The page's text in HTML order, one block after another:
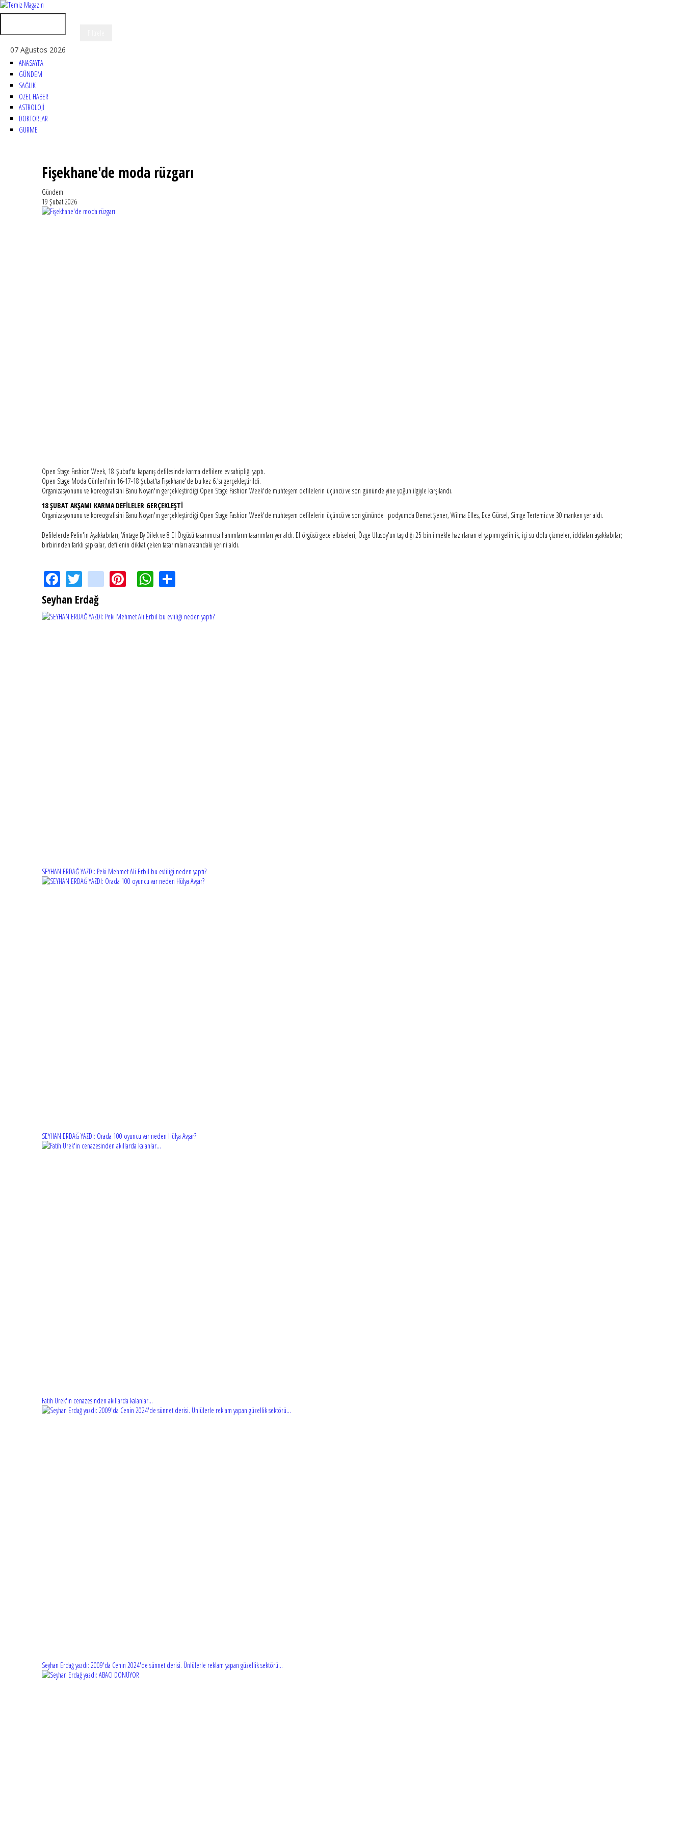
07 Ağustos 2026
ANASAYFA
GÜNDEM
SAĞLIK
ÖZEL HABER
ASTROLOJİ
DOKTORLAR
GURME
Fişekhane'de moda rüzgarı
Gündem
19 Şubat 2026
Open Stage Fashion Week, 18 Şubat'ta kapanış defilesinde karma deflilere ev sahipliği yaptı.
Open Stage Moda Günleri'nin 16-17-18 Şubat'ta Fişekhane'de bu kez 6.'sı gerçekleştirildi.
Organizasyonunu ve koreografisini Banu Noyan'ın gerçekleştirdiği Open Stage Fashion Week'de muhteşem defilelerin üçüncü ve son gününde yine yoğun ilgiyle karşılandı.
18 ŞUBAT AKŞAMI KARMA DEFİLELER GERÇEKLEŞTİ
Organizasyonunu ve koreografisini Banu Noyan'ın gerçekleştirdiği Open Stage Fashion Week'de muhteşem defilelerin üçüncü ve son gününde podyumda Demet Şener, Wilma Elles, Ece Gürsel, Simge Tertemiz ve 30 manken yer aldı.
Defilelerde Pelin'in Ayakkabıları, Vintage By Dilek ve 8 El Örgüsü tasarımcısı hanımların tasarımları yer aldı. El örgüsü gece elbiseleri, Özge Ulusoy'un taşıdığı 25 bin ilmekle hazırlanan el yapımı gelinlik, içi su dolu çizmeler, iddiaları ayakkabılar;
birbirinden farklı şapkalar, defilenin dikkat çeken tasarımları arasındaki yerini aldı.
Facebook
Twitterinstagram
PinterestWhatsApp
Share
Seyhan Erdağ
SEYHAN ERDAĞ YAZDI: Peki Mehmet Ali Erbil bu evliliği neden yaptı?
SEYHAN ERDAĞ YAZDI: Orada 100 oyuncu var neden Hülya Avşar?
Fatih Ürek'in cenazesinden akıllarda kalanlar...
Seyhan Erdağ yazdı: 2009'da Cenin 2024'de sünnet derisi. Ünlülerle reklam yapan güzellik sektörü...